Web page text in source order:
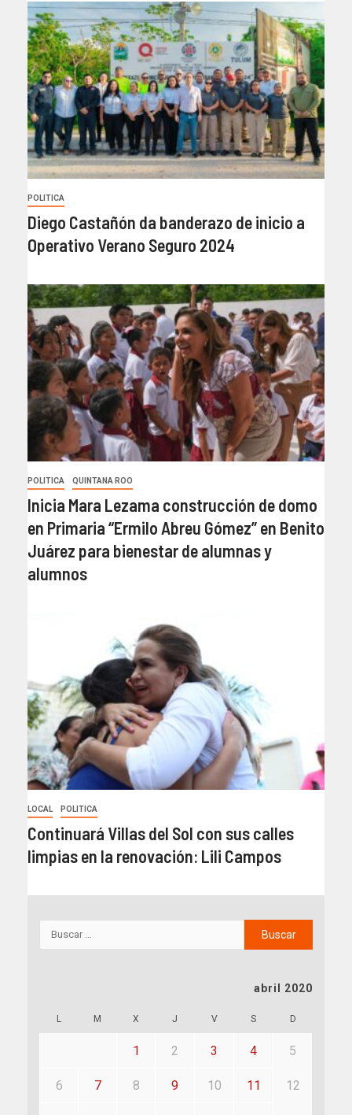
POLITICA
Diego Castañón da banderazo de inicio a
Operativo Verano Seguro 2024
POLITICA QUINTANA ROO
Inicia Mara Lezama construcción de domo
en Primaria “Ermilo Abreu Gómez” en Benito
Juárez para bienestar de alumnas y
alumnos
LOCAL POLITICA
Continuará Villas del Sol con sus calles
limpias en la renovación: Lili Campos
abril 2020
L M X J V S D
1 2 3 4 5
6 7 8 9 10 11 12